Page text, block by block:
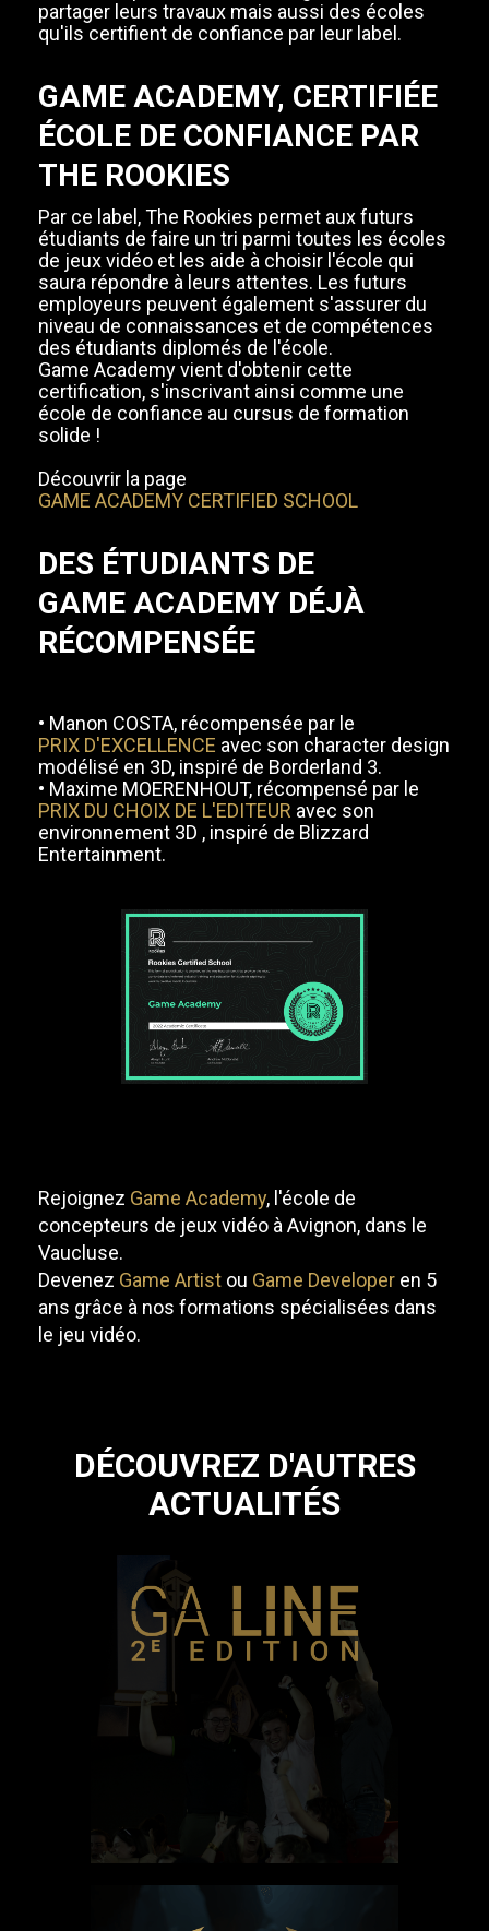
partager leurs travaux mais aussi des écoles
qu'ils certifient de confiance par leur label.
GAME ACADEMY, CERTIFIÉE
ÉCOLE DE CONFIANCE PAR
THE ROOKIES
Par ce label, The Rookies permet aux futurs
étudiants de faire un tri parmi toutes les écoles
de jeux vidéo et les aide à choisir l'école qui
saura répondre à leurs attentes. Les futurs
employeurs peuvent également s'assurer du
niveau de connaissances et de compétences
des étudiants diplomés de l'école.
Game Academy vient d'obtenir cette
certification, s'inscrivant ainsi comme une
école de confiance au cursus de formation
solide !
Découvrir la page
GAME ACADEMY CERTIFIED SCHOOL
DES ÉTUDIANTS DE
GAME ACADEMY DÉJÀ
RÉCOMPENSÉE
• Manon COSTA, récompensée par le
PRIX D'EXCELLENCE avec son character design
modélisé en 3D, inspiré de Borderland 3.
• Maxime MOERENHOUT, récompensé par le
PRIX DU CHOIX DE L'EDITEUR avec son
environnement 3D , inspiré de Blizzard
Entertainment.
Rejoignez Game Academy, l'école de
concepteurs de jeux vidéo à Avignon, dans le
Vaucluse.
Devenez Game Artist ou Game Developer en 5
ans grâce à nos formations spécialisées dans
le jeu vidéo.
DÉCOUVREZ D'AUTRES
ACTUALITÉS